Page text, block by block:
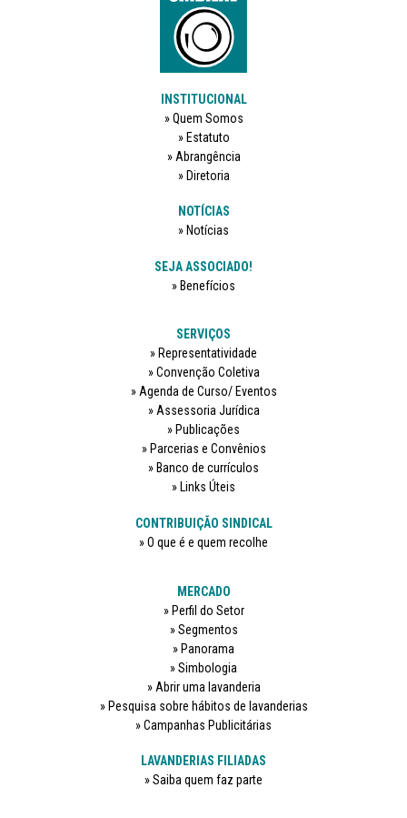
INSTITUCIONAL
Quem Somos
Estatuto
Abrangência
Diretoria
NOTÍCIAS
Notícias
SEJA ASSOCIADO!
Benefícios
SERVIÇOS
Representatividade
Convenção Coletiva
Agenda de Curso/ Eventos
Assessoria Jurídica
Publicações
Parcerias e Convênios
Banco de currículos
Links Úteis
CONTRIBUIÇÃO SINDICAL
O que é e quem recolhe
MERCADO
Perfil do Setor
Segmentos
Panorama
Simbologia
Abrir uma lavanderia
Pesquisa sobre hábitos de lavanderias
Campanhas Publicitárias
LAVANDERIAS FILIADAS
Saiba quem faz parte